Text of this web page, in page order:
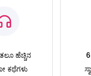
ಹೆಚ್ಚಿನ
ಕಥೆಗಳು